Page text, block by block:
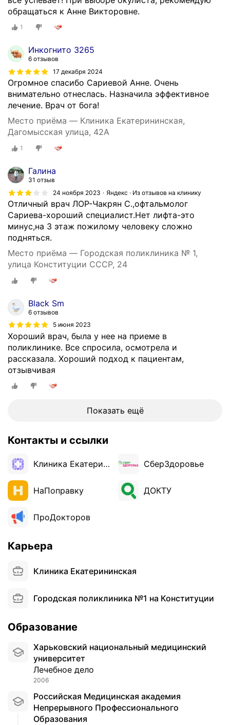
обращаться к Анне Викторовне.
1
Инкогнито 3265
6 отзывов
17 декабря 2024
Огромное спасибо Сариевой Анне. Очень
внимательно отнеслась. Назначила эффективное
лечение. Врач от бога!
Место приёма — Клиника Екатерининская,
Дагомысская улица, 42А
1
Галина
31 отзыв
24 ноября 2023
Яндекс · Из отзывов на клинику
Отличный врач ЛОР-Чакрян С.,офтальмолог
Сариева-хороший специалист.Нет лифта-это
минус,на 3 этаж пожилому человеку сложно
подняться.
Место приёма — Городская поликлиника № 1,
улица Конституции СССР, 24
Black Sm
6 отзывов
5 июня 2023
Хороший врач, была у нее на приеме в
поликлинике. Все спросила, осмотрела и
рассказала. Хороший подход к пациентам,
отзывчивая
Показать ещё
Контакты и ссылки
Клиника Екатерининская Сочи СберЗдоровье
НаПоправку ДОКТУ
ПроДокторов
Карьера
Клиника Екатерининская
Городская поликлиника №1 на Конституции
Образование
Харьковский национальный медицинский
университет
Лечебное дело
2006
Российская Медицинская академия
Непрерывного Профессионального
Образования